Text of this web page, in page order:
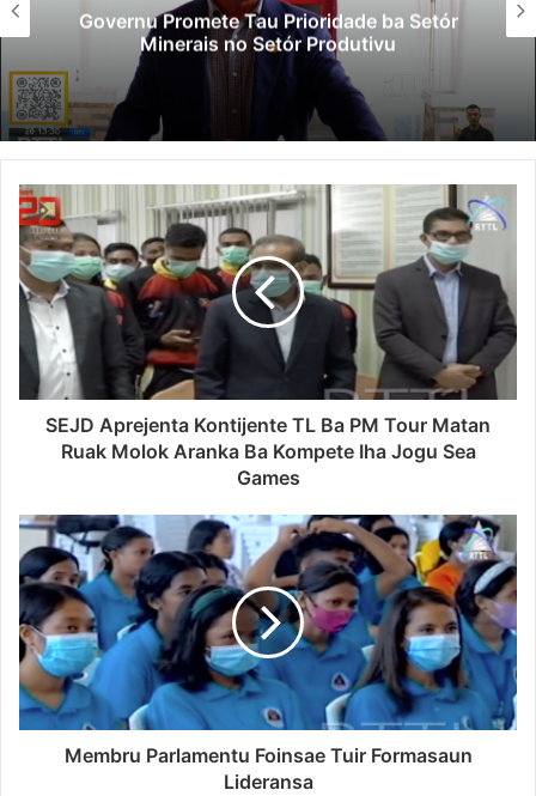
Governu Promete Tau Prioridade ba Setór
Minerais no Setór Produtivu
SEJD Aprejenta Kontijente TL Ba PM Tour Matan
Ruak Molok Aranka Ba Kompete Iha Jogu Sea
Games
Membru Parlamentu Foinsae Tuir Formasaun
Lideransa